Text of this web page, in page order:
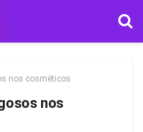
nos cosméticos
nos